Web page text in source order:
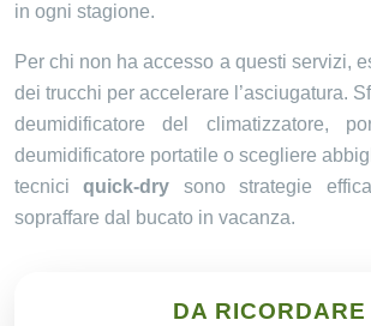
in ogni stagione.
Per chi non ha accesso a questi servizi,
dei trucchi per accelerare l’asciugatura.
deumidificatore del climatizzatore,
deumidificatore portatile o scegliere
tecniciquick-dry sono strategie
sopraffare dal bucato in vacanza.
DA RICORDARE